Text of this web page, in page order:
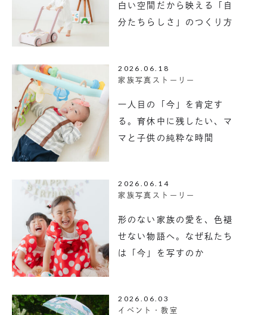
白い空間だから映える「自
分たちらしさ」のつくり方
2026.06.18
家族写真ストーリー
一人目の「今」を肯定す
る。育休中に残したい、マ
マと子供の純粋な時間
2026.06.14
家族写真ストーリー
形のない家族の愛を、色褪
せない物語へ。なぜ私たち
は「今」を写すのか
2026.06.03
イベント・教室